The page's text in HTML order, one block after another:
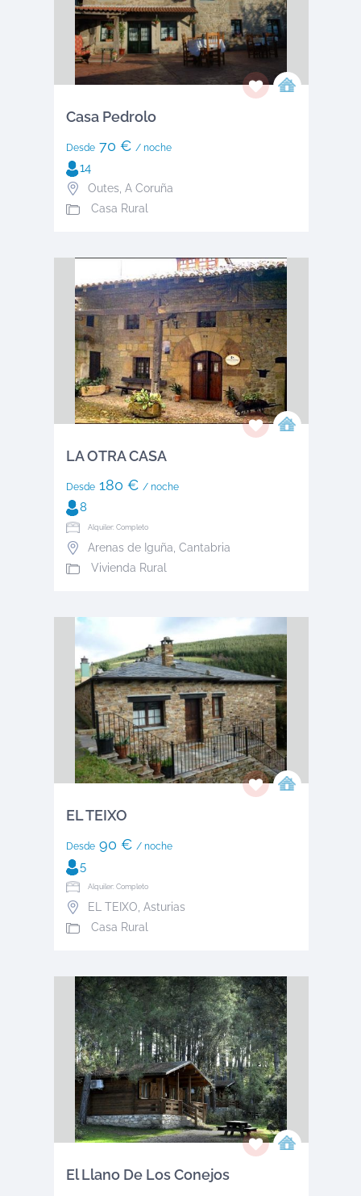
Casa Pedrolo
Desde70 € / noche
14
Outes, A Coruña
Casa Rural
LA OTRA CASA
Desde180 € / noche
8
Alquiler: Completo
Arenas de Iguña Cantabria
Vivienda Rural
EL TEIXO
Desde90 € / noche
5
Alquiler: Completo
EL TEIXO Asturias
Casa Rural
El Llano De Los Conejos